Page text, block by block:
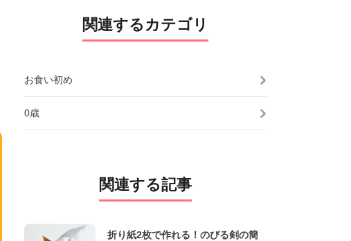
関連するカテゴリ
お食い初め
0歳
関連する記事
折り紙2枚で作れる！のびる剣の簡